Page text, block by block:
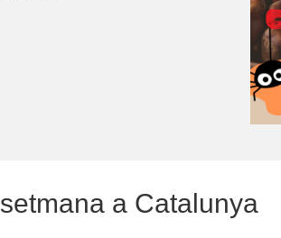
a Catalunya